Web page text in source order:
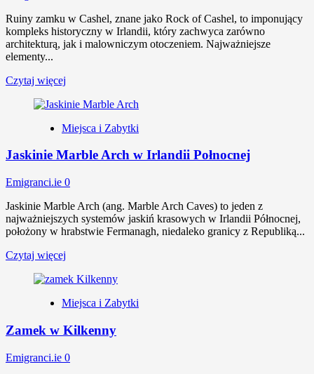
Ruiny zamku w Cashel, znane jako Rock of Cashel, to imponujący
kompleks historyczny w Irlandii, który zachwyca zarówno
architekturą, jak i malowniczym otoczeniem. Najważniejsze
elementy...
Czytaj więcej
Miejsca i Zabytki
Jaskinie Marble Arch w Irlandii Połnocnej
Emigranci.ie 0
Jaskinie Marble Arch (ang. Marble Arch Caves) to jeden z
najważniejszych systemów jaskiń krasowych w Irlandii Północnej,
położony w hrabstwie Fermanagh, niedaleko granicy z Republiką...
Czytaj więcej
Miejsca i Zabytki
Zamek w Kilkenny
Emigranci.ie 0